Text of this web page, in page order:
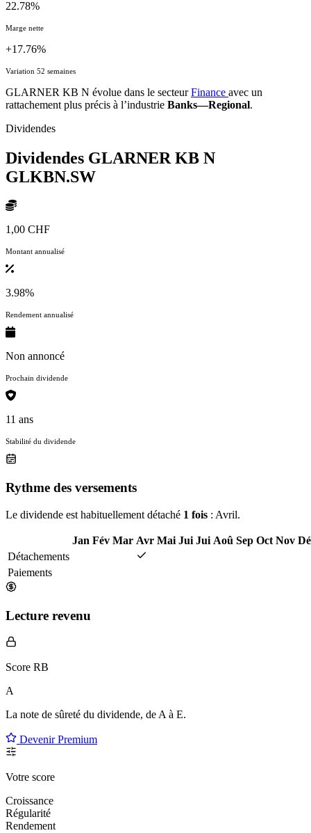
22.78%
Marge nette
+17.76%
Variation 52 semaines
GLARNER KB N évolue dans le secteurFinance avec un
rattachement plus précis à l’industrie Banks—Regional.
Dividendes
Dividendes GLARNER KB N
GLKBN.SW
1,00 CHF
Montant annualisé
3.98%
Rendement annualisé
Non annoncé
Prochain dividende
11 ans
Stabilité du dividende
Rythme des versements
Le dividende est habituellement détaché 1 fois : Avril.
Jan Fév Mar Avr Mai Jui Jui Aoû Sep Oct Nov
Détachements
Paiements
Lecture revenu
Score RB
A
La note de sûreté du dividende, de A à E.
Devenir Premium
Votre score
Croissance
Régularité
Rendement